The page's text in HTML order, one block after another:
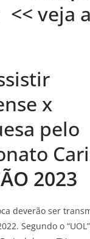
<< veja
x
pelo
2023
deverão ser
Segundo o